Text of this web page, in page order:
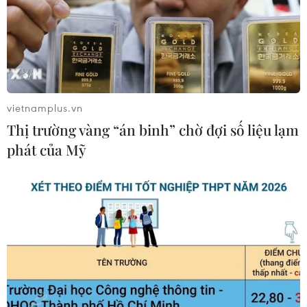
08/08/2026 14:24
Sáp nhập Trường Đại học Văn hóa,
Thể thao và Du lịch Thanh Hóa vào
Trường Đại học Hồng Đức
08/08/2026 06:36
Hà Nội sắp xếp trường học - cuộc
chuyển đổi về tư duy quản trị giáo
dục
Bộ Giáo dục và Đào tạo
công bố Khung kế hoạch thời gian
năm học
vietnamplus.vn
Thị trường vàng “án binh” chờ đợi số liệu lạm
phát của Mỹ